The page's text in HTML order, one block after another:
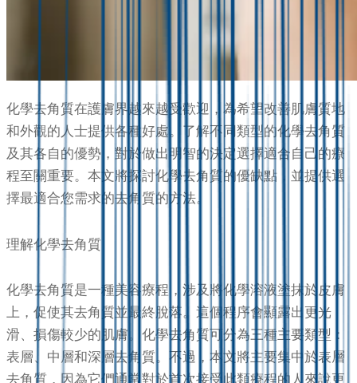
化學去角質在護膚界越來越受歡迎，為希望改善肌膚質地
和外觀的人士提供各種好處。了解不同類型的化學去角質
及其各自的優勢，對於做出明智的決定選擇適合自己的療
程至關重要。本文將探討化學去角質的優缺點，並提供選
擇最適合您需求的去角質的方法。
理解化學去角質
化學去角質是一種美容療程，涉及將化學溶液塗抹於皮膚
上，促使其去角質並最終脫落。這個程序會顯露出更光
滑、損傷較少的肌膚。化學去角質可分為三種主要類型：
表層、中層和深層去角質。不過，本文將主要集中於表層
去角質，因為它們通常對於首次接受此類療程的人來說更